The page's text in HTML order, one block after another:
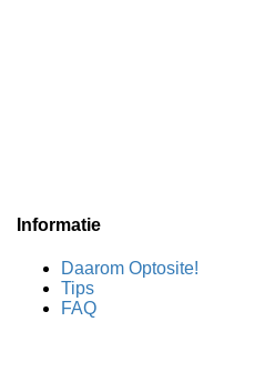
Informatie
Daarom Optosite!
Tips
FAQ